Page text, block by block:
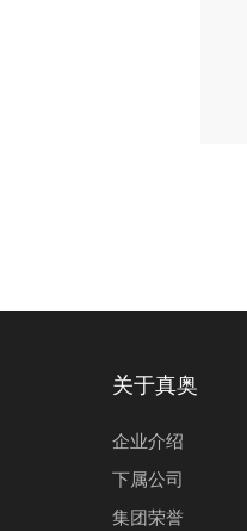
关于真奥
企业介绍
下属公司
集团荣誉